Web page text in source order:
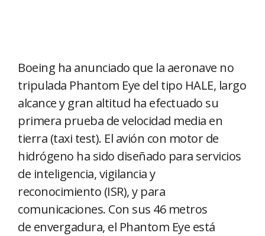
Boeing ha anunciado que la aeronave no
tripulada Phantom Eye del tipo HALE, largo
alcance y gran altitud ha efectuado su
primera prueba de velocidad media en
tierra (taxi test). El avión con motor de
hidrógeno ha sido diseñado para servicios
de inteligencia, vigilancia y
reconocimiento (ISR), y para
comunicaciones. Con sus 46 metros
de envergadura, el Phantom Eye está